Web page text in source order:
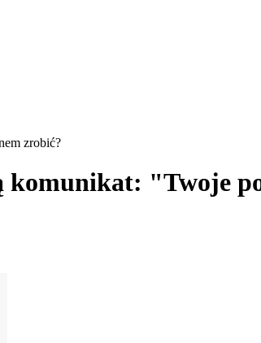
zrobić?
"Twoje